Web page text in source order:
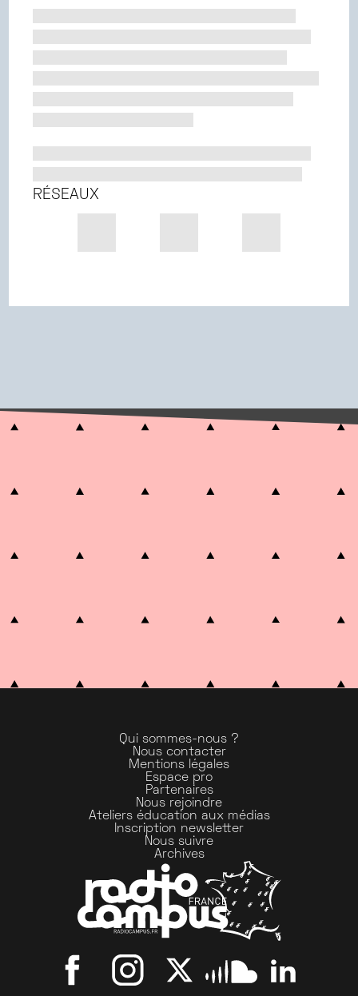
RÉSEAUX
Qui sommes-nous ?
Nous contacter
Mentions légales
Espace pro
Partenaires
Nous rejoindre
Ateliers éducation aux médias
Inscription newsletter
Nous suivre
Archives